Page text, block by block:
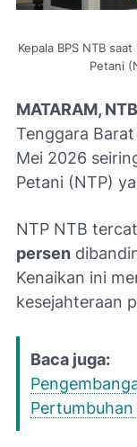
Kepala BPS NTB
Petani
MATARAM, NTB
Tenggara
Mei 2026
Petani (NTP)
NTP NTB
persen
Kenaikan ini
kesejahteraan
Baca juga: